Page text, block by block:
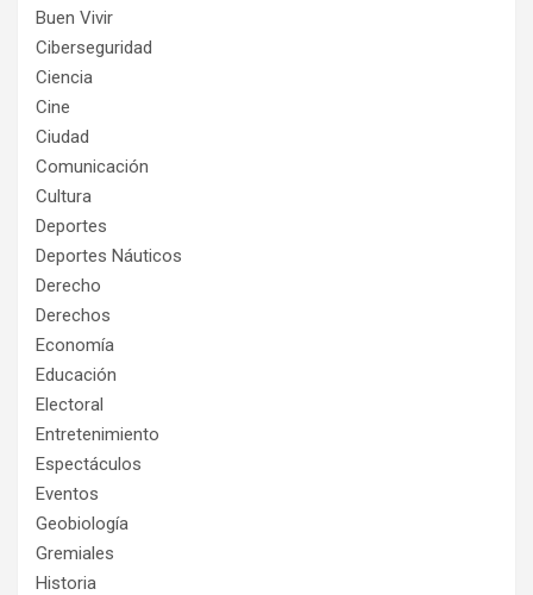
Buen Vivir
Ciberseguridad
Ciencia
Cine
Ciudad
Comunicación
Cultura
Deportes
Deportes Náuticos
Derecho
Derechos
Economía
Educación
Electoral
Entretenimiento
Espectáculos
Eventos
Geobiología
Gremiales
Historia